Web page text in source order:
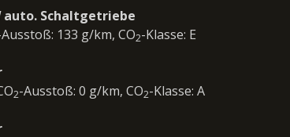
auto. Schaltgetriebe
133 g/km, CO2-Klasse: E
2-Ausstoß: 0 g/km, CO2-Klasse: A